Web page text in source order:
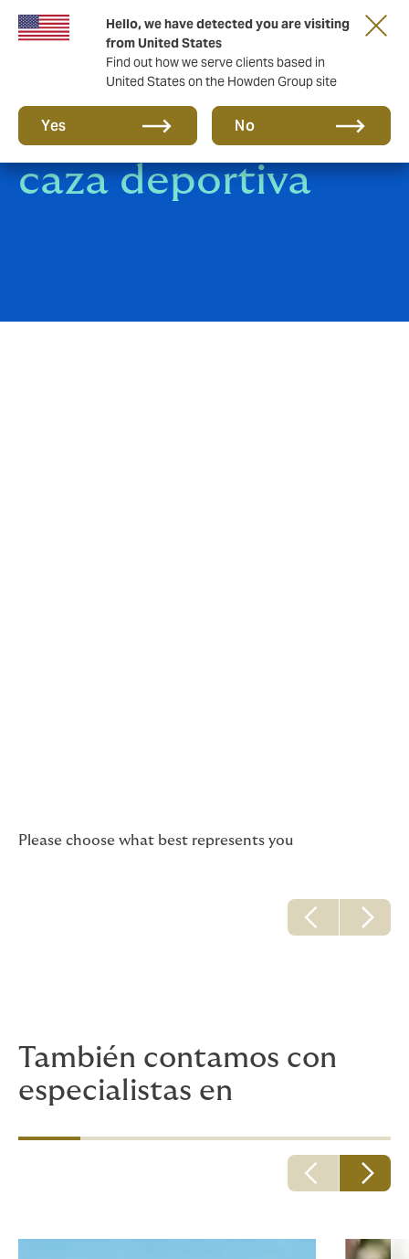
Hello, we have detected you are visiting
from United States
Find out how we serve clients based in
United States on the Howden Group site
Yes No
Especialistas en
caza deportiva
Please choose what best represents you
También contamos con
especialistas en